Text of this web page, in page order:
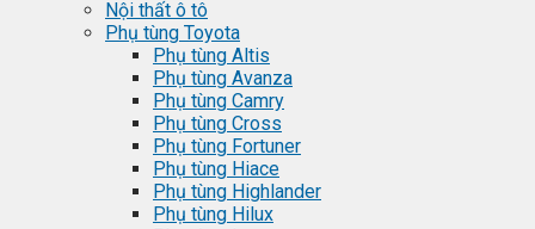
Nội thất ô tô
Phụ tùng Toyota
Phụ tùng Altis
Phụ tùng Avanza
Phụ tùng Camry
Phụ tùng Cross
Phụ tùng Fortuner
Phụ tùng Hiace
Phụ tùng Highlander
Phụ tùng Hilux